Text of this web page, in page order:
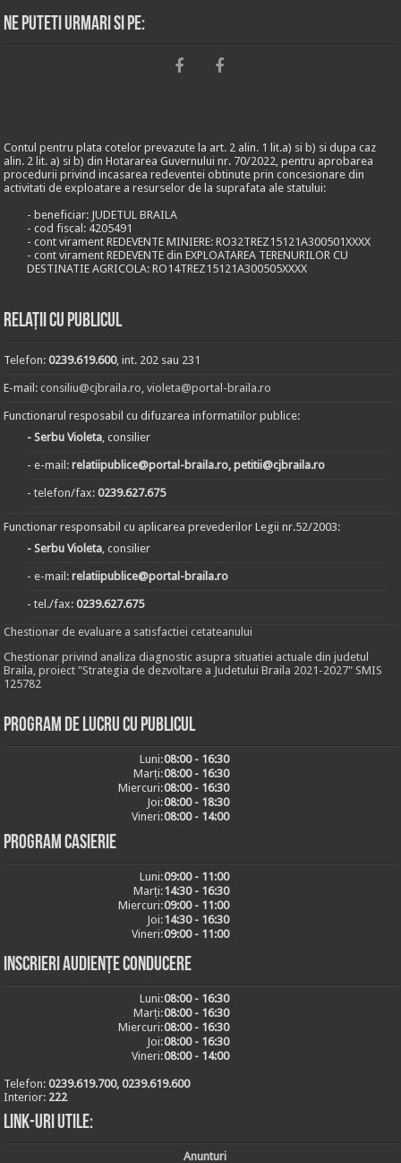
Ne puteti urmari si pe:
Contul pentru plata cotelor prevazute la art. 2 alin. 1 lit.a) si b) si dupa caz
alin. 2 lit. a) si b) din Hotararea Guvernului nr. 70/2022, pentru aprobarea
procedurii privind incasarea redeventei obtinute prin concesionare din
activitati de exploatare a resurselor de la suprafata ale statului:
- beneficiar: JUDETUL BRAILA
- cod fiscal: 4205491
- cont virament REDEVENTE MINIERE: RO32TREZ15121A300501XXXX
- cont virament REDEVENTE din EXPLOATAREA TERENURILOR CU
DESTINATIE AGRICOLA: RO14TREZ15121A300505XXXX
Relații cu publicul
Telefon:0239.619.600, int. 202 sau 231
E-mail:consiliu@cjbraila.ro,violeta@portal-braila.ro
Functionarul resposabil cu difuzarea informatiilor publice:
- Serbu Violeta, consilier
- e-mail:relatiipublice@portal-braila.ro, petitii@cjbraila.ro
- telefon/fax:0239.627.675
Functionar responsabil cu aplicarea prevederilor Legii nr.52/2003:
- Serbu Violeta, consilier
- e-mail:relatiipublice@portal-braila.ro
- tel./fax:0239.627.675
Chestionar de evaluare a satisfactiei cetateanului
Chestionar privind analiza diagnostic asupra situatiei actuale din judetul
Braila, proiect "Strategia de dezvoltare a Judetului Braila 2021-2027" SMIS
125782
Program de lucru cu publicul
Luni:08:00 - 16:30
Marți:08:00 - 16:30
Miercuri:08:00 - 16:30
Joi:08:00 - 18:30
Vineri:08:00 - 14:00
Program casierie
Luni:09:00 - 11:00
Marți:14:30 - 16:30
Miercuri:09:00 - 11:00
Joi:14:30 - 16:30
Vineri:09:00 - 11:00
Inscrieri audiențe conducere
Luni:08:00 - 16:30
Marți:08:00 - 16:30
Miercuri:08:00 - 16:30
Joi:08:00 - 16:30
Vineri:08:00 - 14:00
Telefon:0239.619.700, 0239.619.600
Interior: 222
Link-uri utile:
Anunturi